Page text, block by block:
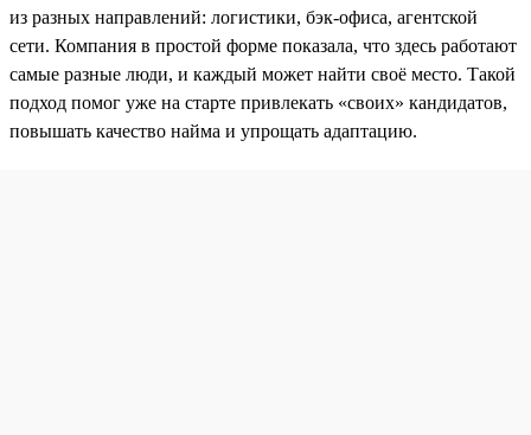
из разных направлений: логистики, бэк-офиса, агентской
сети. Компания в простой форме показала, что здесь работают
самые разные люди, и каждый может найти своё место. Такой
подход помог уже на старте привлекать «своих» кандидатов,
повышать качество найма и упрощать адаптацию.